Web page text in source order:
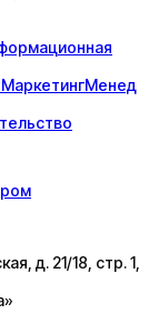
МаркетингМенед
д. 21/18, стр. 1,